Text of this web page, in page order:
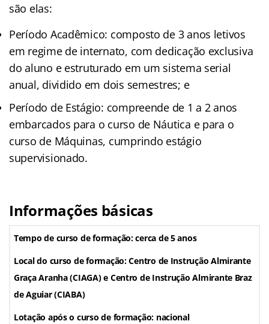
são elas:
Período Acadêmico: composto de 3 anos letivos
em regime de internato, com dedicação exclusiva
do aluno e estruturado em um sistema serial
anual, dividido em dois semestres; e
Período de Estágio: compreende de 1 a 2 anos
embarcados para o curso de Náutica e para o
curso de Máquinas, cumprindo estágio
supervisionado.
Informações básicas
Tempo de curso de formação: cerca de 5 anos
Local do curso de formação: Centro de Instrução Almirante
Graça Aranha (CIAGA) e Centro de Instrução Almirante Braz
de Aguiar (CIABA)
Lotação após o curso de formação: nacional